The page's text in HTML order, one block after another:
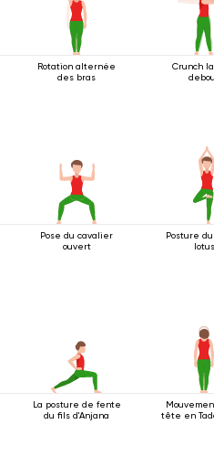
Rotation alternée
des bras
Crunch
Pose du cavalier
ouvert
Posture
lotus
La posture de fente
du fils d'Anjana
tête en